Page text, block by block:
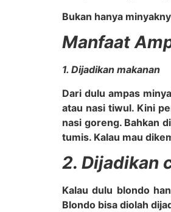
Bukan hanya
Manfaat
1. Dijadikan makanan
Dari dulu ampas
atau nasi tiwul. Kini
nasi goreng. Bahkan
tumis. Kalau mau
2. Dijadikan
Kalau dulu blondo
Blondo bisa diolah